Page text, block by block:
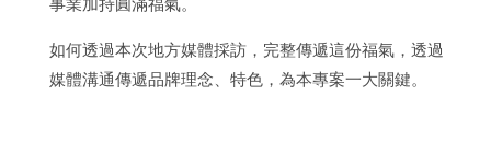
如何透過本次地方媒體採訪，完整傳遞這份福氣，透過
媒體溝通傳遞品牌理念、特色，為本專案一大關鍵。